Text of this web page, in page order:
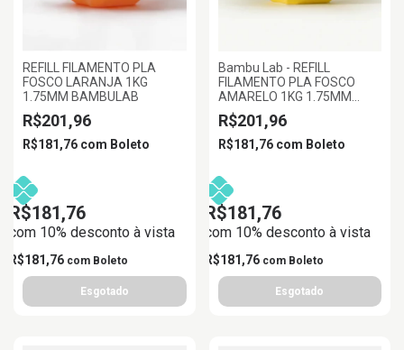
REFILL FILAMENTO PLA
FOSCO LARANJA 1KG
1.75MM BAMBULAB
R$201,96
R$181,76 com Boleto
R$181,76
com 10% desconto à vista
R$181,76 com Boleto
Bambu Lab - REFILL
FILAMENTO PLA FOSCO
AMARELO 1KG 1.75MM
BAMBU LAB
R$201,96
R$181,76 com Boleto
R$181,76
com 10% desconto à vista
R$181,76 com Boleto